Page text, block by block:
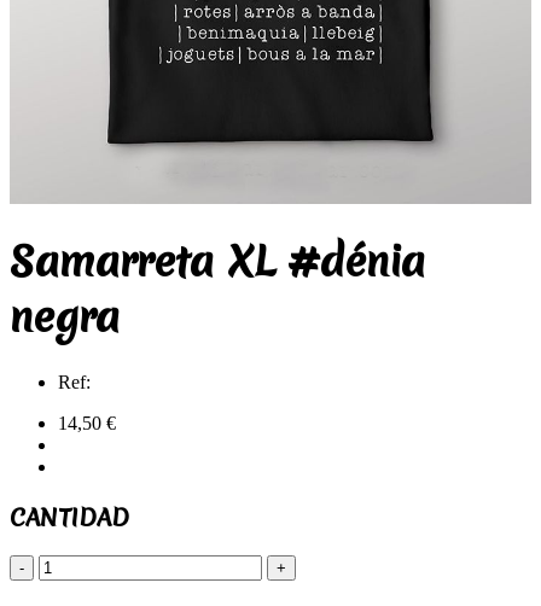
Samarreta XL #dénia
negra
Ref:
14,50 €
CANTIDAD
- +